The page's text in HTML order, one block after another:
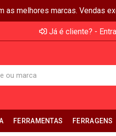
as melhores marcas. Vendas
Já é cliente? -
FERRAMENTAS FERRAGENS